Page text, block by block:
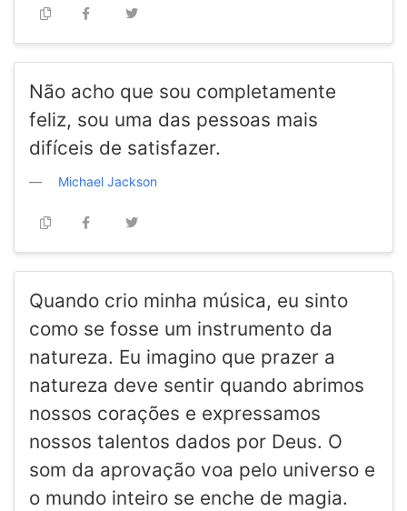
Não acho que sou completamente
feliz, sou uma das pessoas mais
difíceis de satisfazer.
Michael Jackson
Quando crio minha música, eu sinto
como se fosse um instrumento da
natureza. Eu imagino que prazer a
natureza deve sentir quando abrimos
nossos corações e expressamos
nossos talentos dados por Deus. O
som da aprovação voa pelo universo e
o mundo inteiro se enche de magia.